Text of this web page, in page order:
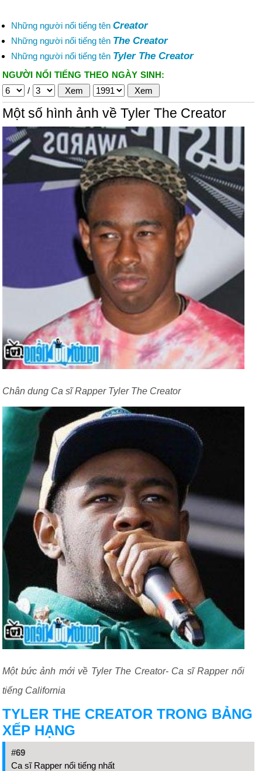
Những người nổi tiếng tên Creator
Những người nổi tiếng tên The Creator
Những người nổi tiếng tên Tyler The Creator
NGƯỜI NỔI TIẾNG THEO NGÀY SINH:
/
Một số hình ảnh về Tyler The Creator
Chân dung Ca sĩ Rapper Tyler The Creator
Một bức ảnh mới về Tyler The Creator- Ca sĩ Rapper nổi
tiếng California
TYLER THE CREATOR TRONG BẢNG
XẾP HẠNG
#69
Ca sĩ Rapper nổi tiếng nhất